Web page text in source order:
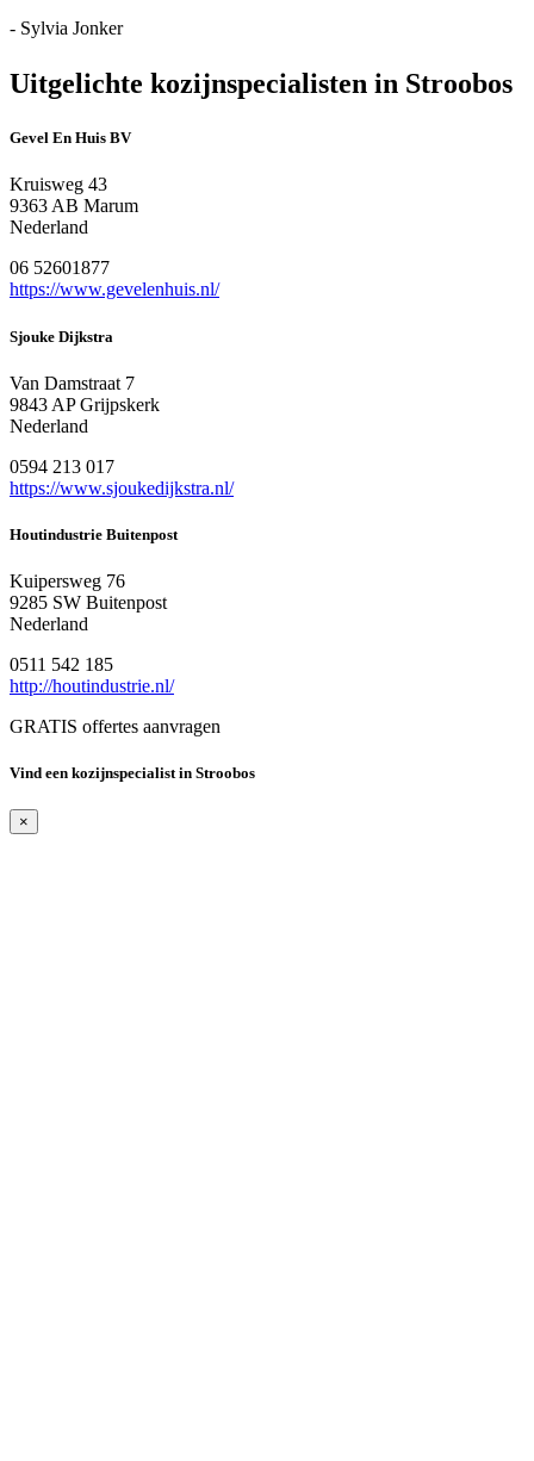
- Sylvia Jonker
Uitgelichte kozijnspecialisten in Stroobos
Gevel En Huis BV
Kruisweg 43
9363 AB Marum
Nederland
06 52601877
https://www.gevelenhuis.nl/
Sjouke Dijkstra
Van Damstraat 7
9843 AP Grijpskerk
Nederland
0594 213 017
https://www.sjoukedijkstra.nl/
Houtindustrie Buitenpost
Kuipersweg 76
9285 SW Buitenpost
Nederland
0511 542 185
http://houtindustrie.nl/
GRATIS offertes aanvragen
Vind een kozijnspecialist in Stroobos
×